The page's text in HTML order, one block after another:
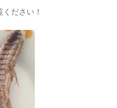
ださい！